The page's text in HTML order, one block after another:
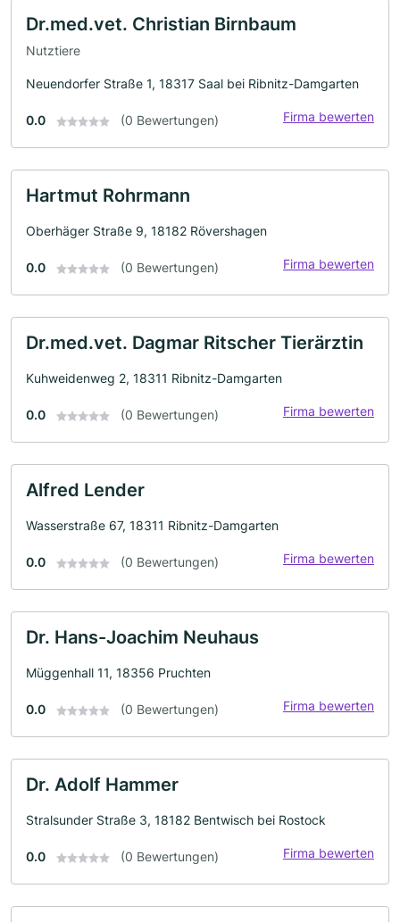
Dr.med.vet. Christian Birnbaum
Nutztiere
Neuendorfer Straße 1, 18317 Saal bei Ribnitz-Damgarten
0.0 (0 Bewertungen) Firma bewerten
Hartmut Rohrmann
Oberhäger Straße 9, 18182 Rövershagen
0.0 (0 Bewertungen) Firma bewerten
Dr.med.vet. Dagmar Ritscher Tierärztin
Kuhweidenweg 2, 18311 Ribnitz-Damgarten
0.0 (0 Bewertungen) Firma bewerten
Alfred Lender
Wasserstraße 67, 18311 Ribnitz-Damgarten
0.0 (0 Bewertungen) Firma bewerten
Dr. Hans-Joachim Neuhaus
Müggenhall 11, 18356 Pruchten
0.0 (0 Bewertungen) Firma bewerten
Dr. Adolf Hammer
Stralsunder Straße 3, 18182 Bentwisch bei Rostock
0.0 (0 Bewertungen) Firma bewerten